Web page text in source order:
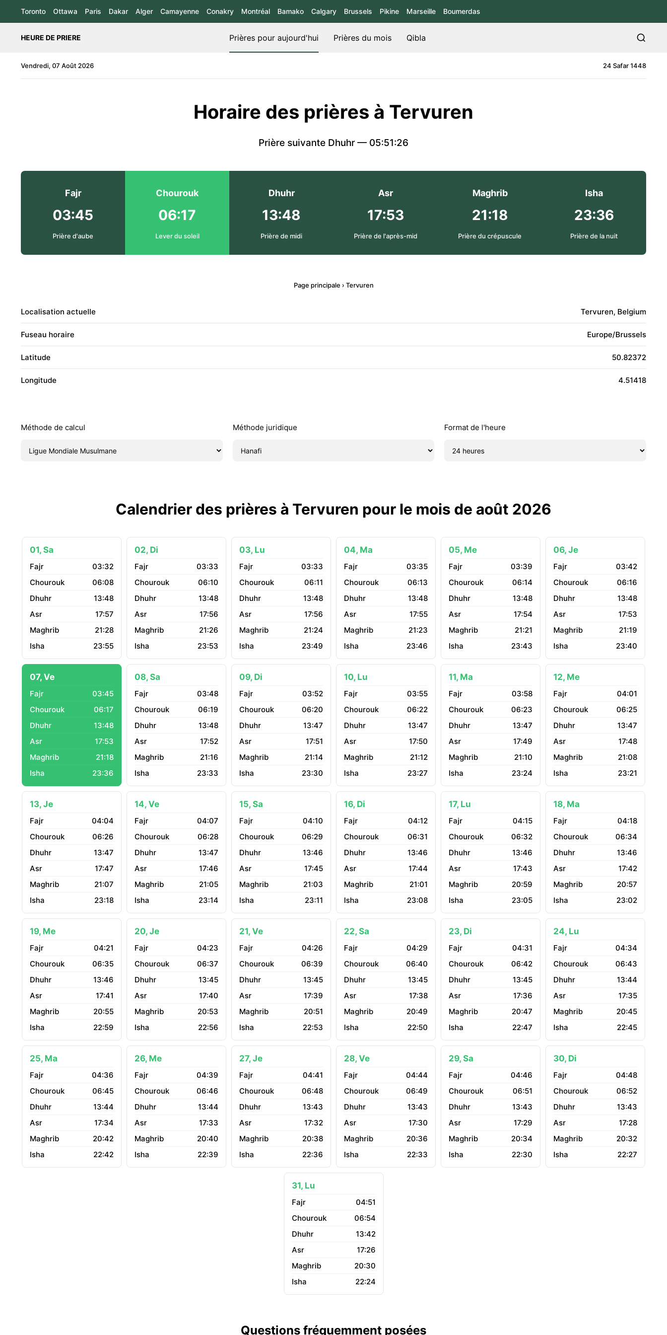
Toronto Ottawa Paris Dakar Alger Camayenne Conakry Montréal Bamako Calgary Brussels Pikine Marseille Boumerdas
HEURE DE PRIERE Prières pour aujourd'hui Prières du mois Qibla
Vendredi, 07 Août 2026 24 Safar 1448
Horaire des prières à Tervuren
Prière suivante Dhuhr — 05:51:26
Fajr
03:45
Prière d'aube
Chourouk
06:17
Lever du soleil
Dhuhr
13:48
Prière de midi
Asr
17:53
Prière de l'après-mid
Maghrib
21:18
Prière du crépuscule
Isha
23:36
Prière de la nuit
Page principale › Tervuren
Localisation actuelle Tervuren, Belgium
Fuseau horaire Europe/Brussels
Latitude 50.82372
Longitude 4.51418
Méthode de calcul Méthode juridique Format de l'heure
Calendrier des prières à Tervuren pour le mois de août 2026
01, Sa
03:32
06:08
13:48
17:57
21:28
23:55
02, Di
03:33
06:10
13:48
17:56
21:26
23:53
03, Lu
03:33
06:11
13:48
17:56
21:24
23:49
04, Ma
03:35
06:13
13:48
17:55
21:23
23:46
05, Me
03:39
06:14
13:48
17:54
21:21
23:43
06, Je
03:42
06:16
13:48
17:53
21:19
23:40
07, Ve
03:45
06:17
13:48
17:53
21:18
23:36
08, Sa
03:48
06:19
13:48
17:52
21:16
23:33
09, Di
03:52
06:20
13:47
17:51
21:14
23:30
10, Lu
03:55
06:22
13:47
17:50
21:12
23:27
11, Ma
03:58
06:23
13:47
17:49
21:10
23:24
12, Me
04:01
06:25
13:47
17:48
21:08
23:21
13, Je
04:04
06:26
13:47
17:47
21:07
23:18
14, Ve
04:07
06:28
13:47
17:46
21:05
23:14
15, Sa
04:10
06:29
13:46
17:45
21:03
23:11
16, Di
04:12
06:31
13:46
17:44
21:01
23:08
17, Lu
04:15
06:32
13:46
17:43
20:59
23:05
18, Ma
04:18
06:34
13:46
17:42
20:57
23:02
19, Me
04:21
06:35
13:46
17:41
20:55
22:59
20, Je
04:23
06:37
13:45
17:40
20:53
22:56
21, Ve
04:26
06:39
13:45
17:39
20:51
22:53
22, Sa
04:29
06:40
13:45
17:38
20:49
22:50
23, Di
04:31
06:42
13:45
17:36
20:47
22:47
24, Lu
04:34
06:43
13:44
17:35
20:45
22:45
25, Ma
04:36
06:45
13:44
17:34
20:42
22:42
26, Me
04:39
06:46
13:44
17:33
20:40
22:39
27, Je
04:41
06:48
13:43
17:32
20:38
22:36
28, Ve
04:44
06:49
13:43
17:30
20:36
22:33
29, Sa
04:46
06:51
13:43
17:29
20:34
22:30
30, Di
04:48
06:52
13:43
17:28
20:32
22:27
31, Lu
04:51
06:54
13:42
17:26
20:30
22:24
Questions fréquemment posées